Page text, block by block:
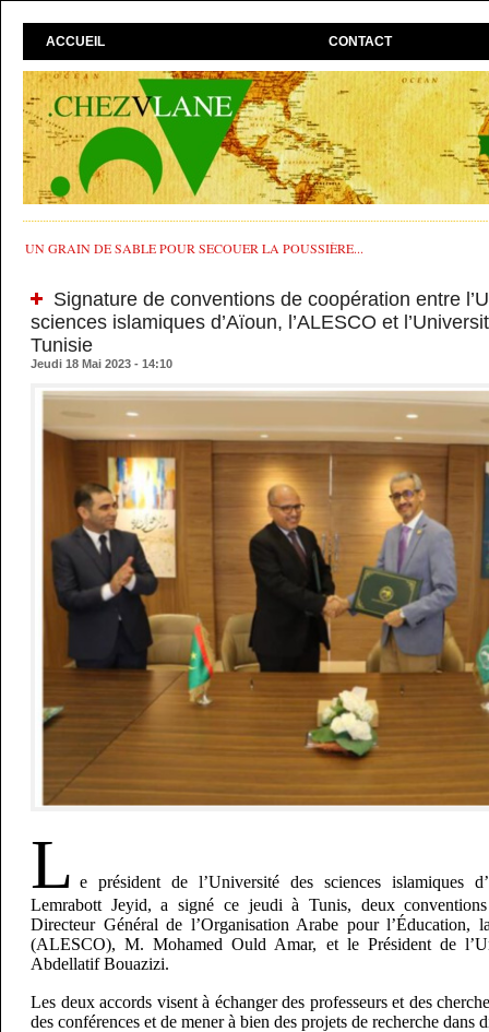
ACCUEIL CONTACT
UN GRAIN DE SABLE POUR SECOUER LA POUSSIÈRE...
Signature de conventions de coopération entre
sciences islamiques d’Aïoun, l’ALESCO et
Tunisie
Jeudi 18 Mai 2023 - 14:10
L e président de l’Université des sciences islamiques
Lemrabott Jeyid, a signé ce jeudi à Tunis, deux
Directeur Général de l’Organisation Arabe pour l’Éducation,
(ALESCO), M. Mohamed Ould Amar, et le Président de
Abdellatif Bouazizi.
Les deux accords visent à échanger des professeurs et des
des conférences et de mener à bien des projets de recherche dans